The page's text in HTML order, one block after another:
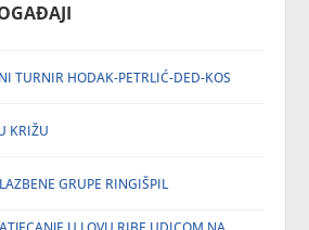
TURNIR HODAK-PETRLIĆ-DED-KOS
KRIŽU
GRUPE RINGIŠPIL